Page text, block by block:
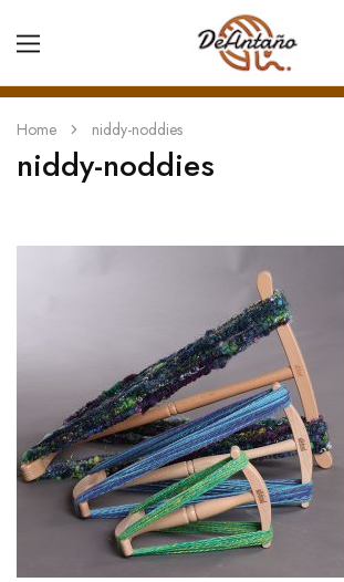
Home niddy-noddies
niddy-noddies